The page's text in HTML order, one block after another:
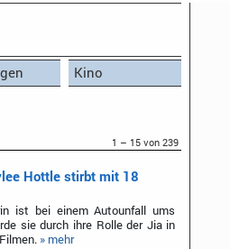
Kino
1 – 15 von 239
Hottle stirbt mit 18
ist bei einem Autounfall ums
sie durch ihre Rolle der Jia in
» mehr